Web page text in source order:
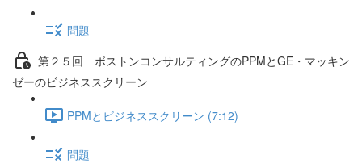
問題
第２５回 ボストンコンサルティングのPPMとGE・マッキン
ゼーのビジネススクリーン
PPMとビジネススクリーン (7:12)
問題